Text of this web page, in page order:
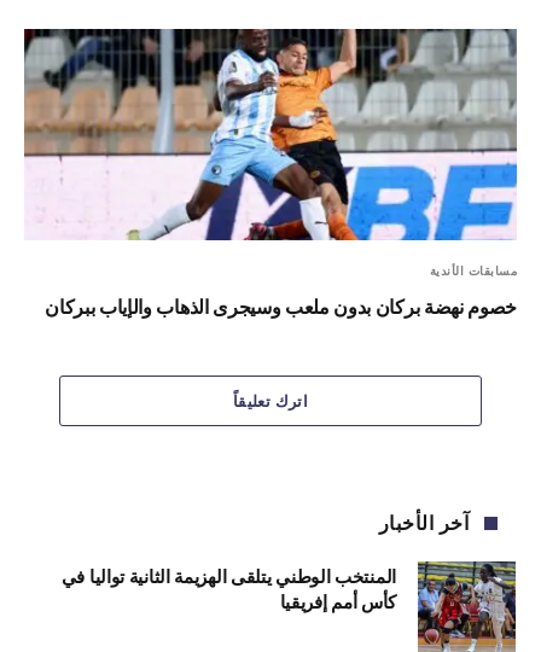
مسابقات الأندية
خصوم نهضة بركان بدون ملعب وسيجرى الذهاب والإياب ببركان
اترك تعليقاً
آخر الأخبار
المنتخب الوطني يتلقى الهزيمة الثانية تواليا في
كأس أمم إفريقيا